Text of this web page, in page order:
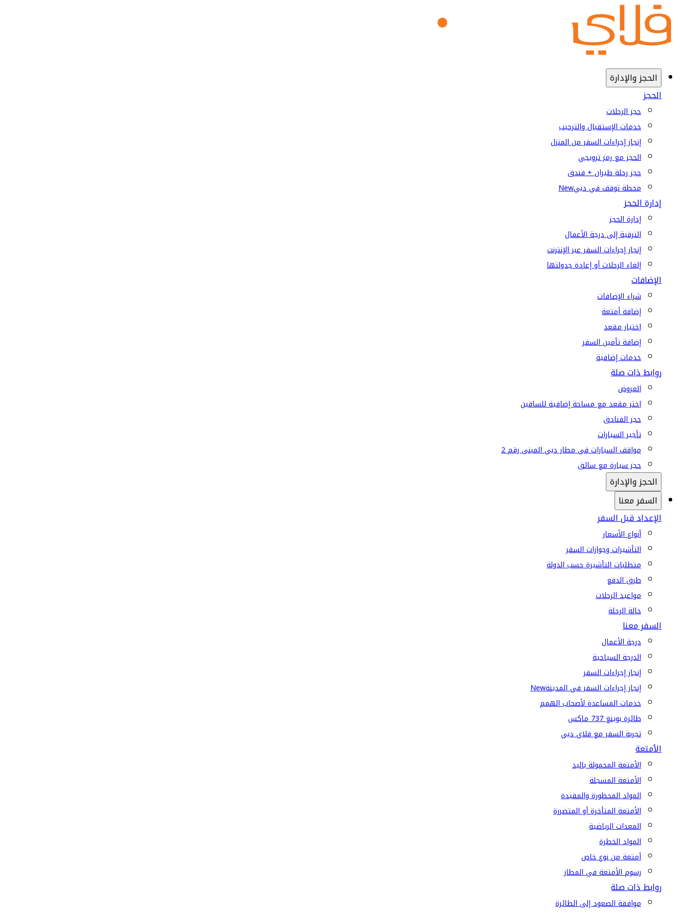
الحجز والإدارة
الحجز
حجز الرحلات
خدمات الإستقبال والترحيب
إنجاز إجراءات السفر من المنزل
الحجز مع رمز ترويجي
حجز رحلة طيران + فندق
محطة توقف في دبيNew
إدارة الحجز
إدارة الحجز
الترقية إلى درجة الأعمال
إنجاز إجراءات السفر عبر الإنترنت
إلغاء الرحلات أو إعادة جدولتها
الإضافات
شراء الإضافات
إضافة أمتعة
اختيار مقعد
إضافة تأمين السفر
خدمات إضافية
روابط ذات صلة
العروض
اختر مقعد مع مساحة إضافية للساقين
حجز الفنادق
تأجير السيارات
مواقف السيارات في مطار دبي المبنى رقم 2
حجز سيارة مع سائق
الحجز والإدارة
السفر معنا
الإعداد قبل السفر
أنواع الأسعار
التأشيرات وجوازات السفر
متطلبات التأشيرة حسب الدولة
طرق الدفع
مواعيد الرحلات
حالة الرحلة
السفر معنا
درجة الأعمال
الدرجة السياحية
إنجاز إجراءات السفر
إنجاز إجراءات السفر في المدينةNew
خدمات المساعدة لأصحاب الهمم
طائرة بوينغ 737 ماكس
تجربة السفر مع فلاي دبي
الأمتعة
الأمتعة المحمولة باليد
الأمتعة المسجلة
المواد المحظورة والمقيدة
الأمتعة المتأخرة أو المتضررة
المعدات الرياضية
المواد الخطرة
أمتعة من نوع خاص
رسوم الأمتعة في المطار
روابط ذات صلة
موافقة الصعود إلى الطائرة